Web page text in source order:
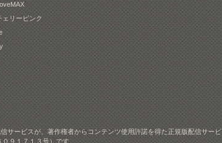
ェリーピンク
サービスが、著作権者からコンテンツ使用許諾を得た正規版配信サービ
９１７１３号）です。